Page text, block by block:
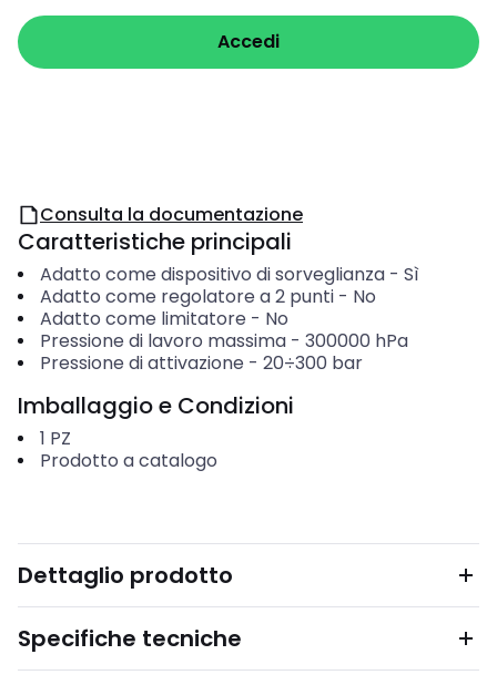
Accedi
Consulta la documentazione
Caratteristiche principali
Adatto come dispositivo di sorveglianza- Sì
Adatto come regolatore a 2 punti- No
Adatto come limitatore - No
Pressione di lavoro massima- 300000 hPa
Pressione di attivazione - 20÷300 bar
Imballaggio e Condizioni
1 PZ
Prodotto a catalogo
Dettaglio prodotto
Specifiche tecniche